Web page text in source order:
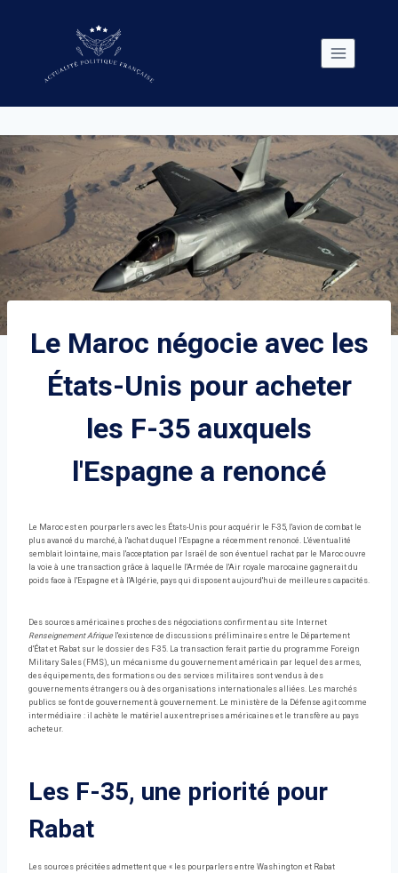
Le Maroc négocie avec les
États-Unis pour acheter
les F-35 auxquels
l'Espagne a renoncé
Le Maroc est en pourparlers avec les États-Unis pour acquérir le F-35, l'avion de combat le
plus avancé du marché, à l'achat duquel l'Espagne a récemment renoncé. L'éventualité
semblait lointaine, mais l'acceptation par Israël de son éventuel rachat par le Maroc ouvre
la voie à une transaction grâce à laquelle l'Armée de l'Air royale marocaine gagnerait du
poids face à l'Espagne et à l'Algérie, pays qui disposent aujourd'hui de meilleures capacités.
Des sources américaines proches des négociations confirment au site Internet
Renseignement Afrique l'existence de discussions préliminaires entre le Département
d'État et Rabat sur le dossier des F-35. La transaction ferait partie du programme Foreign
Military Sales (FMS), un mécanisme du gouvernement américain par lequel des armes,
des équipements, des formations ou des services militaires sont vendus à des
gouvernements étrangers ou à des organisations internationales alliées. Les marchés
publics se font de gouvernement à gouvernement. Le ministère de la Défense agit comme
intermédiaire : il achète le matériel aux entreprises américaines et le transfère au pays
acheteur.
Les F-35, une priorité pour
Rabat
Les sources précitées admettent que « les pourparlers entre Washington et Rabat